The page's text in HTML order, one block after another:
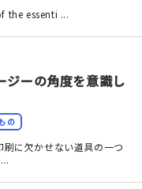
the essenti ...
ジーの角度を意識し
の
刷に欠かせない道具の一つ